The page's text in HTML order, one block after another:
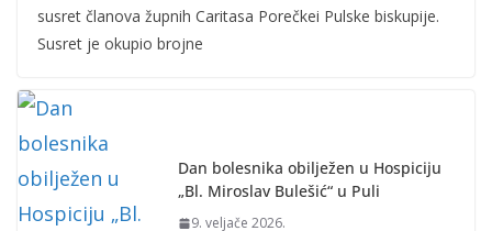
susret članova župnih Caritasa Porečkei Pulske biskupije.
Susret je okupio brojne
Dan bolesnika obilježen u Hospiciju
„Bl. Miroslav Bulešić“ u Puli
9. veljače 2026.